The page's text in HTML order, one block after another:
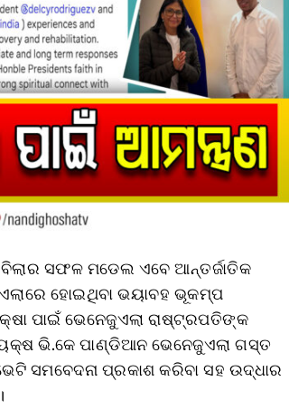
ସଫଳ ମଡେଲ ଏବେ ଆନ୍ତର୍ଜାତିକ
ହୋଇଥିବା ଭୟାବହ ଭୂକମ୍ପ
ପାଇଁ ଭେନେଜୁଏଲା ରାଷ୍ଟ୍ରପତିଙ୍କ
ଭି.କେ ପାଣ୍ଡିଆନ ଭେନେଜୁଏଲା ଗସ୍ତ
ସମବେଦନା ପ୍ରକାଶ କରିବା ସହ ଉଦ୍ଧାର